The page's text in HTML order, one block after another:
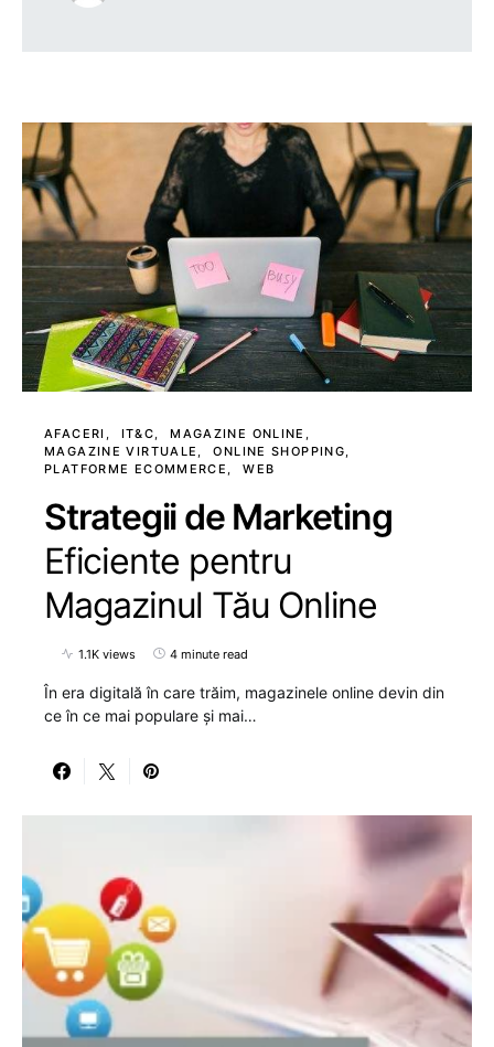
AFACERI IT&C
MAGAZINE ONLINE
MAGAZINE VIRTUALE
ONLINE SHOPPING
PLATFORME ECOMMERCE
WEB
Strategii de Marketing
Eficiente pentru
Magazinul Tău Online
1.1K views 4 minute read
În era digitală în care trăim, magazinele online devin din
ce în ce mai populare și mai…